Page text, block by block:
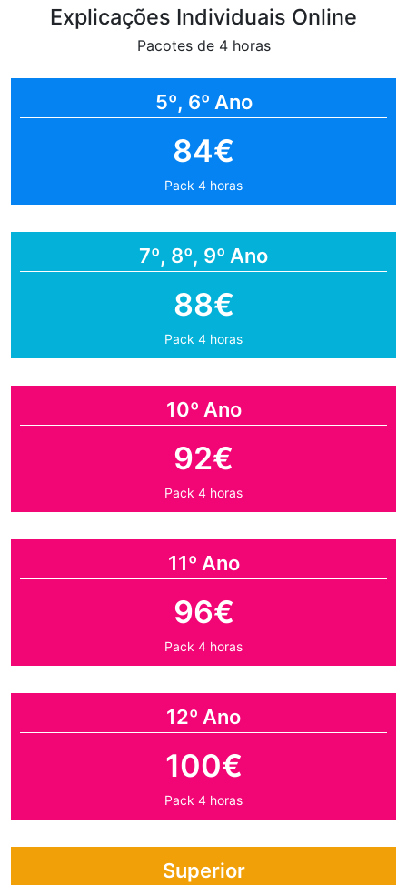
Explicações Individuais Online
Pacotes de 4 horas
5º, 6º Ano
84€
Pack 4 horas
7º, 8º, 9º Ano
88€
Pack 4 horas
10º Ano
92€
Pack 4 horas
11º Ano
96€
Pack 4 horas
12º Ano
100€
Pack 4 horas
Superior